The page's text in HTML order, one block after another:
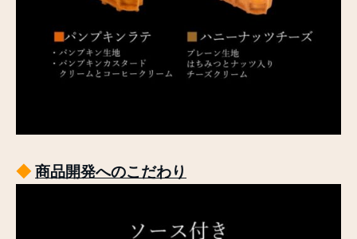
◆ 商品開発へのこだわり